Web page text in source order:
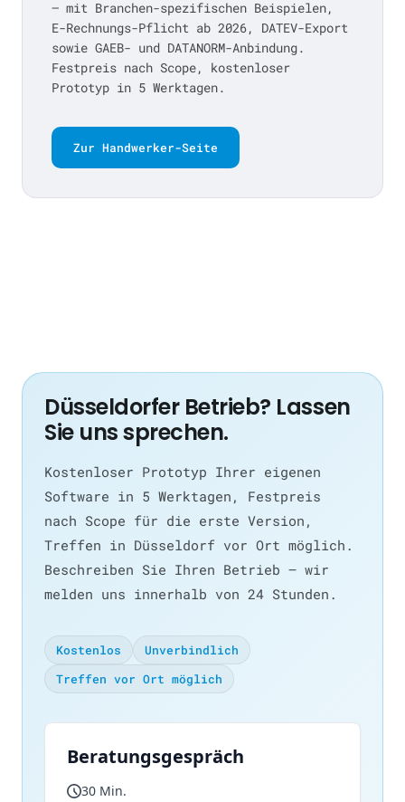
— mit Branchen-spezifischen Beispielen,
E-Rechnungs-Pflicht ab 2026, DATEV-Export
sowie GAEB- und DATANORM-Anbindung.
Festpreis nach Scope, kostenloser
Prototyp in 5 Werktagen.
Zur Handwerker-Seite
Düsseldorfer Betrieb? Lassen
Sie uns sprechen.
Kostenloser Prototyp Ihrer eigenen
Software in 5 Werktagen, Festpreis
nach Scope für die erste Version,
Treffen in Düsseldorf vor Ort möglich.
Beschreiben Sie Ihren Betrieb — wir
melden uns innerhalb von 24 Stunden.
Kostenlos
Unverbindlich
Treffen vor Ort möglich